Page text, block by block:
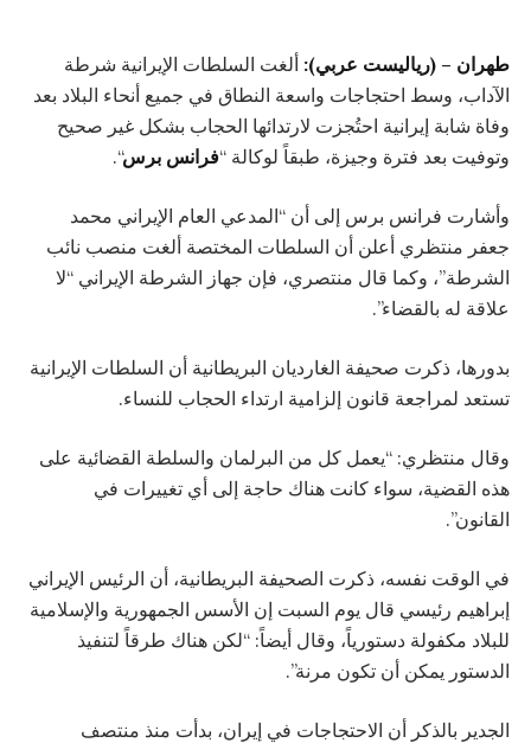
طهران – (رياليست عربي): ألغت السلطات الإيرانية شرطة
الآداب، وسط احتجاجات واسعة النطاق في جميع أنحاء البلاد بعد
وفاة شابة إيرانية احتُجزت لارتدائها الحجاب بشكل غير صحيح
وتوفيت بعد فترة وجيزة، طبقاً لوكالة “فرانس برس“.
وأشارت فرانس برس إلى أن “المدعي العام الإيراني محمد
جعفر منتظري أعلن أن السلطات المختصة ألغت منصب نائب
الشرطة”، وكما قال منتصري، فإن جهاز الشرطة الإيراني “لا
علاقة له بالقضاء”.
بدورها، ذكرت صحيفة الغارديان البريطانية أن السلطات الإيرانية
تستعد لمراجعة قانون إلزامية ارتداء الحجاب للنساء.
وقال منتظري: “يعمل كل من البرلمان والسلطة القضائية على
هذه القضية، سواء كانت هناك حاجة إلى أي تغييرات في
القانون”.
في الوقت نفسه، ذكرت الصحيفة البريطانية، أن الرئيس الإيراني
إبراهيم رئيسي قال يوم السبت إن الأسس الجمهورية والإسلامية
للبلاد مكفولة دستورياً، وقال أيضاً: “لكن هناك طرقاً لتنفيذ
الدستور يمكن أن تكون مرنة”.
الجدير بالذكر أن الاحتجاجات في إيران، بدأت منذ منتصف